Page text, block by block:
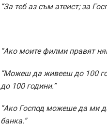
“За теб аз съм атеист; за
“Ако моите филми правят
“Можеш да живееш до 100
до 100 години.”
“Ако Господ можеше да ми
банка.”